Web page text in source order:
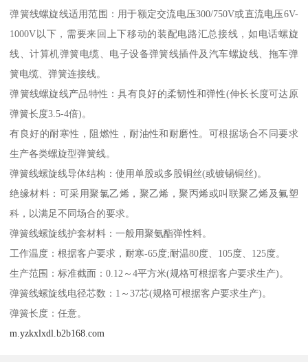
弹簧线螺旋线适用范围：用于额定交流电压300/750V或直流电压6V-
1000V以下，需要来回上下移动的装配电路汇总接线，如电话螺旋
线、计算机弹簧电缆、电子设备弹簧线插件及汽车螺旋线、拖车弹
簧电缆、弹簧连接线。
弹簧线螺旋线产品特性：具有良好的柔韧性和弹性(伸长长度可达原
弹簧长度3.5-4倍)。
有良好的耐寒性，阻燃性，耐油性和耐磨性。可根据场合不同要求
生产各类螺旋型弹簧线。
弹簧线螺旋线导体结构：使用单股或多股铜丝(或镀锡铜丝)。
绝缘材料：可采用聚氯乙烯，聚乙烯，聚丙烯或叫联聚乙烯及氟塑
科，以满足不同场合的要求。
弹簧线螺旋线护套材料：一般用聚氨酯弹性料。
工作温度：根据客户要求，耐寒-65度;耐温80度、105度、125度。
生产范围：标准截面：0.12～4平方米(规格可根据客户要求生产)。
弹簧线螺旋线电径芯数：1～37芯(规格可根据客户要求生产)。
弹簧长度：任意。
m.yzkxlxdl.b2b168.com